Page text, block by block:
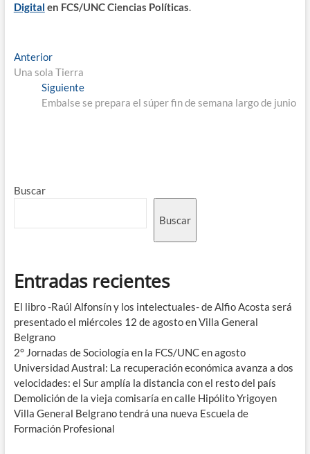
Digital en FCS/UNC Ciencias Políticas.
Anterior
Una sola Tierra
Siguiente
Embalse se prepara el súper fin de semana largo de junio
Buscar
Buscar
Entradas recientes
El libro -Raúl Alfonsín y los intelectuales- de Alfio Acosta será
presentado el miércoles 12 de agosto en Villa General
Belgrano
2° Jornadas de Sociología en la FCS/UNC en agosto
Universidad Austral: La recuperación económica avanza a dos
velocidades: el Sur amplía la distancia con el resto del país
Demolición de la vieja comisaría en calle Hipólito Yrigoyen
Villa General Belgrano tendrá una nueva Escuela de
Formación Profesional